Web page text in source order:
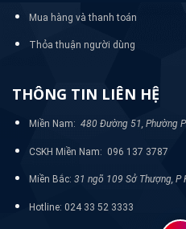
Mua hàng và thanh toán
Thỏa thuận người dùng
THÔNG TIN LIÊN HỆ
Miền Nam: 480 Đường 51, Phường
CSKH Miền Nam: 096 137 3787
Miền Bắc: 31 ngõ 109 Sở Thượng, P
Hotline: 024 33 52 3333